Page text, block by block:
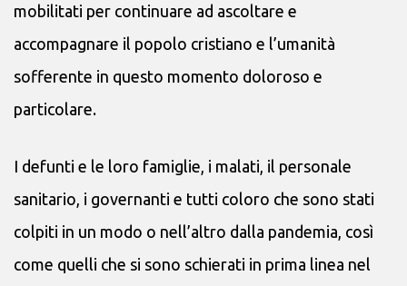
mobilitati per continuare ad ascoltare e
accompagnare il popolo cristiano e l’umanità
sofferente in questo momento doloroso e
particolare.
I defunti e le loro famiglie, i malati, il personale
sanitario, i governanti e tutti coloro che sono stati
colpiti in un modo o nell’altro dalla pandemia, così
come quelli che si sono schierati in prima linea nel